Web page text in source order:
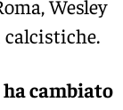
Wesley
ha cambiato